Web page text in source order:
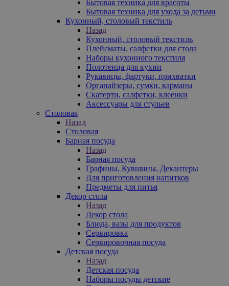
Бытовая техника для красоты
Бытовая техника для ухода за детьми
Кухонный, столовый текстиль
Назад
Кухонный, столовый текстиль
Плейсматы, салфетки для стола
Наборы кухонного текстиля
Полотенца для кухни
Рукавицы, фартуки, прихватки
Органайзеры, сумки, карманы
Скатерти, салфетки, клеенки
Аксессуары для стульев
Столовая
Назад
Столовая
Барная посуда
Назад
Барная посуда
Графины, Кувшины, Декантеры
Для приготовления напитков
Предметы для питья
Декор стола
Назад
Декор стола
Блюда, вазы для продуктов
Сервировка
Сервировочная посуда
Детская посуда
Назад
Детская посуда
Наборы посуды детские